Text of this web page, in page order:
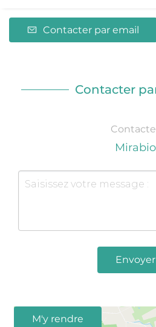
Contacter par email
Contacter
Mirabio
Envoyer
M'y rendre